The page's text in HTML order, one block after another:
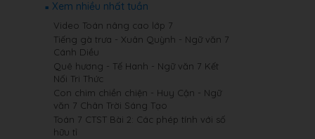
Xem nhiều nhất tuần
Video Toán nâng cao lớp 7
Tiếng gà trưa - Xuân Quỳnh - Ngữ văn 7
Cánh Diều
Quê hương - Tế Hanh - Ngữ văn 7 Kết
Nối Tri Thức
Con chim chiền chiện - Huy Cận - Ngữ
văn 7 Chân Trời Sáng Tạo
Toán 7 CTST Bài 2: Các phép tính với số
hữu tỉ